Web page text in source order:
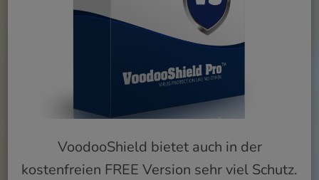
VoodooShield bietet auch in der
kostenfreien FREE Version sehr viel Schutz.